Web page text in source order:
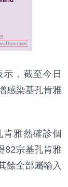
，截至今日
感染基孔肯雅
雅熱確診個
82宗基孔肯雅
餘全部屬輸入